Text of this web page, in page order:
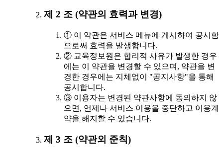
제 2 조 (약관의 효력과 변경)
① 이 약관은 서비스 메뉴에 게시하여 공시함
으로써 효력을 발생합니다.
② 교육정보원은 합리적 사유가 발생한 경우
에는 이 약관을 변경할 수 있으며, 약관을 변
경한 경우에는 지체없이 "공지사항"을 통해
공시합니다.
③ 이용자는 변경된 약관사항에 동의하지 않
으면, 언제나 서비스 이용을 중단하고 이용계
약을 해지할 수 있습니다.
제 3 조 (약관외 준칙)